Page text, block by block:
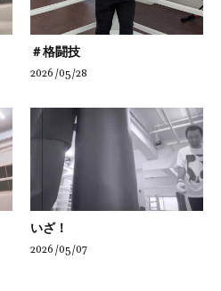
＃格闘技
2026/05/28
いざ！
2026/05/07